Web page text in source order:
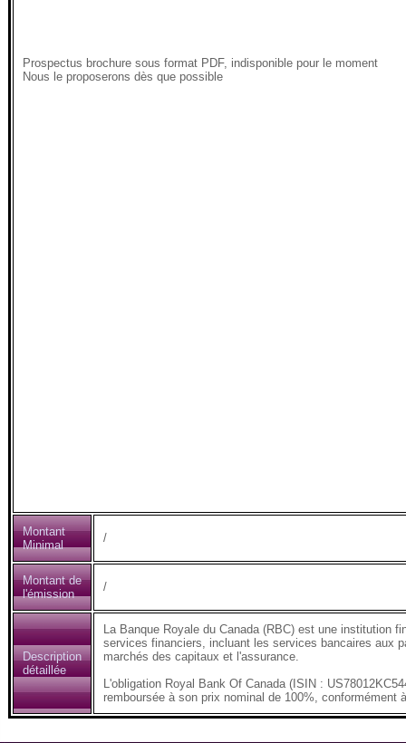
Prospectus brochure sous format PDF, indisponible pour le moment
Nous le proposerons dès que possible
Montant
Minimal
/
Montant de
l'émission
/
Description
détaillée
La Banque Royale du Canada (RBC) est une institution
services financiers, incluant les services bancaires aux
marchés des capitaux et l'assurance.
L'obligation Royal Bank Of Canada (ISIN :
remboursée à son prix nominal de 100%, conformément